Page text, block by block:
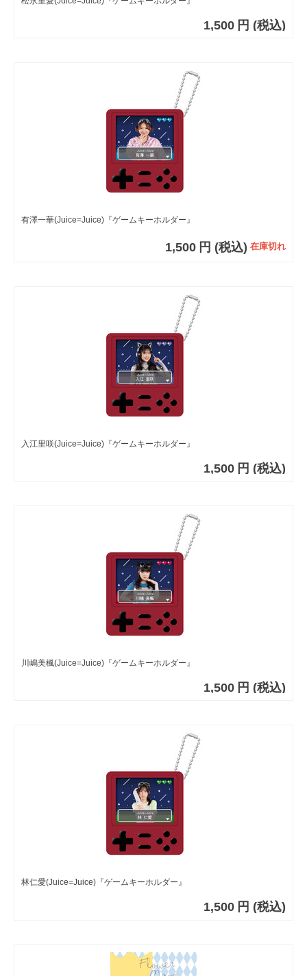
1,500 円 (税込)
有澤一華(Juice=Juice)『ゲームキーホルダー』
1,500 円 (税込) 在庫切れ
入江里咲(Juice=Juice)『ゲームキーホルダー』
1,500 円 (税込)
川嶋美楓(Juice=Juice)『ゲームキーホルダー』
1,500 円 (税込)
林仁愛(Juice=Juice)『ゲームキーホルダー』
1,500 円 (税込)